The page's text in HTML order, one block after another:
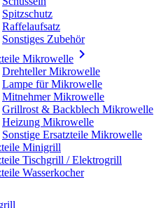
Spitzschutz
Raffelaufsatz
Sonstiges Zubehör
Mikrowelle 
Drehteller Mikrowelle
Lampe für Mikrowelle
Mitnehmer Mikrowelle
Grillrost & Backblech Mikrowelle
Heizung Mikrowelle
Sonstige Ersatzteile Mikrowelle
Minigrill
Tischgrill / Elektrogrill
Wasserkocher